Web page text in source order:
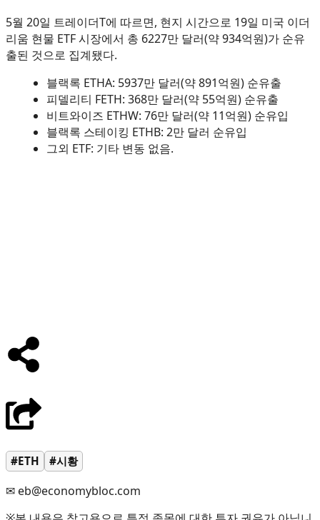
5월 20일 트레이더T에 따르면, 현지 시간으로 19일 미국 이더
리움 현물 ETF 시장에서 총 6227만 달러(약 934억원)가 순유
출된 것으로 집계됐다.
블랙록 ETHA: 5937만 달러(약 891억원) 순유출
피델리티 FETH: 368만 달러(약 55억원) 순유출
비트와이즈 ETHW: 76만 달러(약 11억원) 순유입
블랙록 스테이킹 ETHB: 2만 달러 순유입
그외 ETF: 기타 변동 없음.
#ETH #시황
✉ eb@economybloc.com